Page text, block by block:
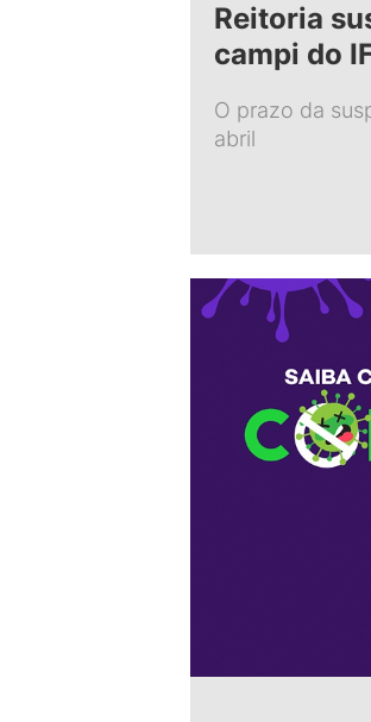
Reitoria
campi do
O prazo da
abril